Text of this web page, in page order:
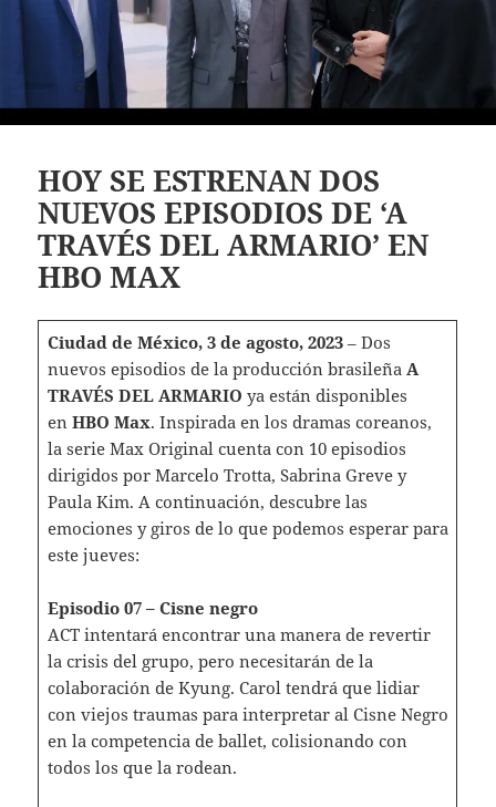
HOY SE ESTRENAN DOS
NUEVOS EPISODIOS DE ‘A
TRAVÉS DEL ARMARIO’ EN
HBO MAX
Ciudad de México, 3 de agosto, 2023– Dos
nuevos episodios de la producción brasileña A
TRAVÉS DEL ARMARIO ya están disponibles
en HBO Max. Inspirada en los dramas coreanos,
la serie Max Original cuenta con 10 episodios
dirigidos por Marcelo Trotta, Sabrina Greve y
Paula Kim. A continuación, descubre las
emociones y giros de lo que podemos esperar para
este jueves:
Episodio 07 – Cisne negro
ACT intentará encontrar una manera de revertir
la crisis del grupo, pero necesitarán de la
colaboración de Kyung. Carol tendrá que lidiar
con viejos traumas para interpretar al Cisne Negro
en la competencia de ballet, colisionando con
todos los que la rodean.